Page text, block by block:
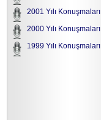
2001 Yılı Konuşmaları
2000 Yılı Konuşmaları
1999 Yılı Konuşmaları